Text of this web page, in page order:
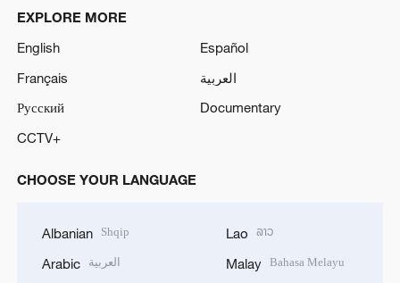
EXPLORE MORE
English
Español
Français
العربية
Русский
Documentary
CCTV+
CHOOSE YOUR LANGUAGE
Albanian Shqip
Arabic العربية
Lao ລາວ
Malay Bahasa Melayu